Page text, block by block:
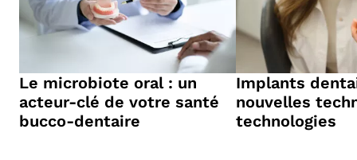
Le microbiote oral : un
acteur-clé de votre santé
bucco-dentaire
Implants
nouvelles
technologies